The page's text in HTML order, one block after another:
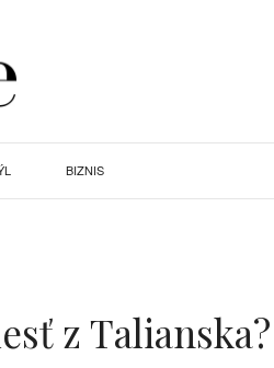
BIZNIS
z Talianska?